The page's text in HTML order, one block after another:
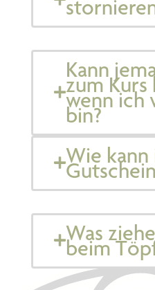
Kann
zum
wenn ich
bin?
Wie
Was
beim